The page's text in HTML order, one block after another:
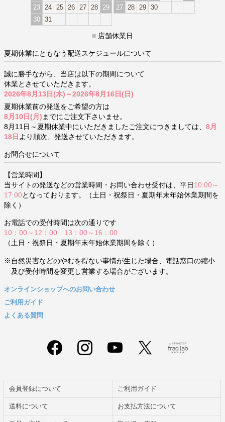
23
24 25 26 27 28
29
30 31
27
28 29 30
■ 店舗休業日
夏期休業にともなう配送スケジュールについて
誠に勝手ながら、当店は以下の期間について
休業とさせていただきます。
2026年8月13日(木)～2026年8月16日(日)
夏期休業前の発送をご希望の方は
8月10日(月) までにご注文下さいませ。
8月11日～夏期休業中にいただきましたご注文につきましては、 8月
18日 より順次、発送させていただきます。
お問合せについて
【営業時間】
当サイトの発送などの営業時間・お問い合わせ受付は、平日 10:00～
17:00となっております。（土日・祝祭日・夏期年末年始休業期間を
除く）
お電話での受付時間は次の通りです
10：00～12：00 13：00～16：00
（土日・祝祭日・夏期年末年始休業期間を除く）
※自然災害などのやむを得ない事情が生じた場合、電話窓口の縮小
及び受付時間を変更し営業する場合がございます。
オンラインショップへのお問い合わせ
ご利用ガイド
よくある質問
会員登録について ご利用ガイド
送料について お支払方法について